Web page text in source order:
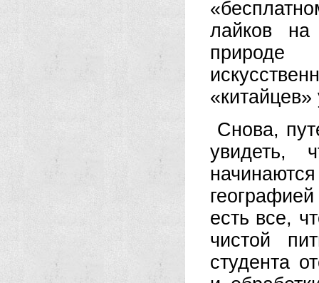
лайков на
Снова,
увидеть,
есть все,
чистой
студента